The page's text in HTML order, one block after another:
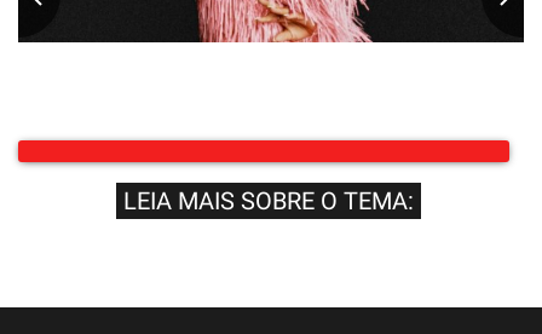
LEIA MAIS SOBRE O TEMA: